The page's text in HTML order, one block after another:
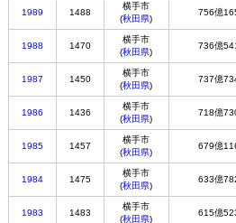
1989 1488
横手市
(秋田県)
756億
1988 1470
横手市
(秋田県)
736億
1987 1450
横手市
(秋田県)
737億
1986 1436
横手市
(秋田県)
718億
1985 1457
横手市
(秋田県)
679億
1984 1475
横手市
(秋田県)
633億
1983 1483
横手市
(秋田県)
615億